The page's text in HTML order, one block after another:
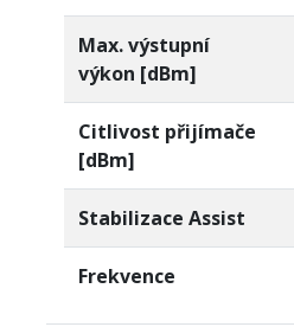
Max. výstupní
výkon [dBm]
Citlivost přijímače
[dBm]
Stabilizace Assist
Frekvence